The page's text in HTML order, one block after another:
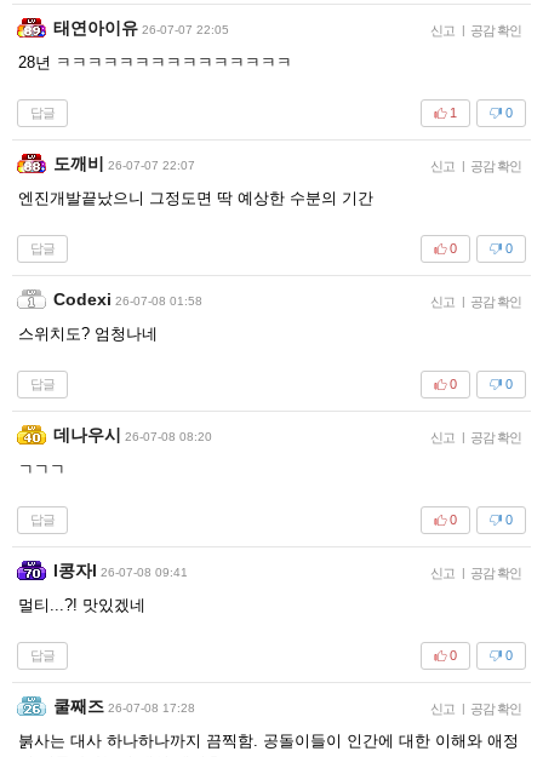
태연아이유 26-07-07 22:05 신고 | 공감 확인
28년 ㅋㅋㅋㅋㅋㅋㅋㅋㅋㅋㅋㅋㅋㅋㅋ
답글 0
1
도깨비 26-07-07 22:07 신고 | 공감 확인
엔진개발끝났으니 그정도면 딱 예상한 수분의 기간
답글 0
0
Codexi 26-07-08 01:58 신고 | 공감 확인
스위치도? 엄청나네
답글 0
0
데나우시 26-07-08 08:20 신고 | 공감 확인
ㄱㄱㄱ
답글 0
0
l콩자l 26-07-08 09:41 신고 | 공감 확인
멀티...?! 맛있겠네
답글 0
0
쿨째즈 26-07-08 17:28 신고 | 공감 확인
붉사는 대사 하나하나까지 끔찍함. 공돌이들이 인간에 대한 이해와 애정